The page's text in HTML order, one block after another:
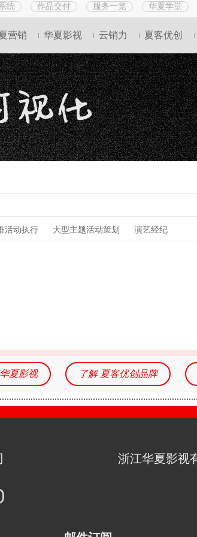
统 作品交付 服务一览 华夏学堂
营销 华夏影视 云销力 夏客优创
活动执行 大型主题活动策划 演艺经纪
夏影视 了解 夏客优创品牌
浙江华夏影视